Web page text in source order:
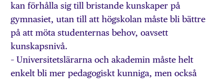
kan förhålla sig till bristande kunskaper på
gymnasiet, utan till att högskolan måste bli bättre
på att möta studenternas behov, oavsett
kunskapsnivå.
– Universitetslärarna och akademin måste helt
enkelt bli mer pedagogiskt kunniga, men också